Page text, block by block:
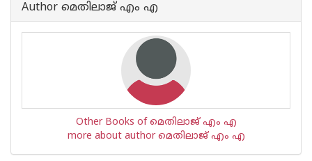
Author മെതിലാജ് എം എ
Other Books of മെതിലാജ് എം എ
more about author മെതിലാജ് എം എ